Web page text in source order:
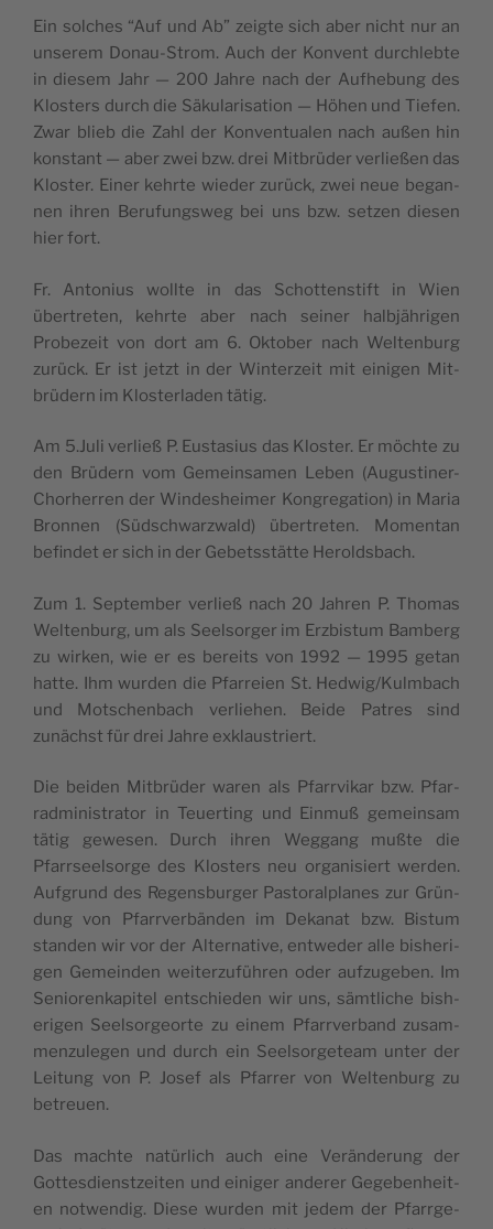
Ein solch­es “Auf und Ab” zeigte sich aber nicht nur an
unserem Donau-Strom. Auch der Kon­vent durch­lebte
in diesem Jahr — 200 Jahre nach der Aufhe­bung des
Klosters durch die Säku­lar­i­sa­tion — Höhen und Tiefen.
Zwar blieb die Zahl der Kon­ven­tualen nach außen hin
kon­stant — aber zwei bzw. drei Mit­brüder ver­ließen das
Kloster. Ein­er kehrte wieder zurück, zwei neue began­
nen ihren Beru­fungsweg bei uns bzw. set­zen diesen
hier fort.
Fr. Anto­nius wollte in das Schot­ten­s­tift in Wien
übertreten, kehrte aber nach sein­er hal­b­jähri­gen
Probezeit von dort am 6. Okto­ber nach Wel­tenburg
zurück. Er ist jet­zt in der Win­terzeit mit eini­gen Mit­
brüdern im Kloster­laden tätig.
Am 5.Juli ver­ließ P. Eusta­sius das Kloster. Er möchte zu
den Brüdern vom Gemein­samen Leben (Augustin­er-
Chorher­ren der Windesheimer Kon­gre­ga­tion) in Maria
Bron­nen (Süd­schwarzwald) übertreten. Momen­tan
befind­et er sich in der Gebetsstätte Heroldsbach.
Zum 1. Sep­tem­ber ver­ließ nach 20 Jahren P. Thomas
Wel­tenburg, um als Seel­sorg­er im Erzbis­tum Bam­berg
zu wirken, wie er es bere­its von 1992 — 1995 getan
hat­te. Ihm wur­den die Pfar­reien St. Hedwig/Kulmbach
und Motschen­bach ver­liehen. Bei­de Patres sind
zunächst für drei Jahre exklaustriert.
Die bei­den Mit­brüder waren als Pfar­rvikar bzw. Pfar­
rad­min­is­tra­tor in Teuert­ing und Ein­muß gemein­sam
tätig gewe­sen. Durch ihren Weg­gang mußte die
Pfarrseel­sorge des Klosters neu organ­isiert wer­den.
Auf­grund des Regens­burg­er Pas­toralplanes zur Grün­
dung von Pfar­rver­bän­den im Dekanat bzw. Bis­tum
standen wir vor der Alter­na­tive, entwed­er alle bish­eri­
gen Gemein­den weit­erzuführen oder aufzugeben. Im
Seniorenkapi­tel entsch­ieden wir uns, sämtliche bish­
eri­gen Seel­sor­ge­orte zu einem Pfar­rver­band zusam­
men­zule­gen und durch ein Seel­sor­geteam unter der
Leitung von P. Josef als Pfar­rer von Wel­tenburg zu
betreuen.
Das machte natür­lich auch eine Verän­derung der
Gottes­di­en­stzeit­en und einiger ander­er Gegeben­heit­
en notwendig. Diese wur­den mit jedem der Pfar­rge­